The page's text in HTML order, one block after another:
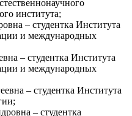
института;
– студентка Института
и международных
– студентка Института
и международных
– студентка Института
– студентка